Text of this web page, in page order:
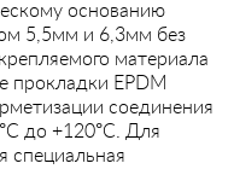
основанию
5,5мм и 6,3мм без
материала
EPDM
соединения
до +120°С. Для
специальная